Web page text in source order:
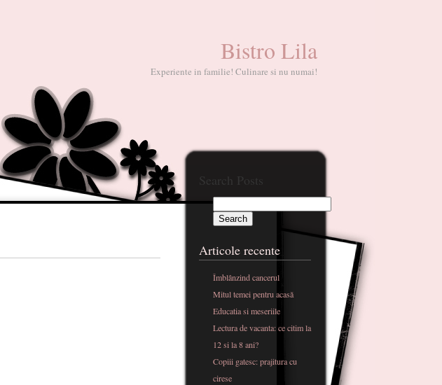
Bistro Lila
Experiente in familie! Culinare si nu numai!
Search Posts
Articole recente
Îmblânzind cancerul
Mitul temei pentru acasă
Educatia si meseriile
Lectura de vacanta: ce citim la
12 si la 8 ani?
Copiii gatesc: prajitura cu
cirese